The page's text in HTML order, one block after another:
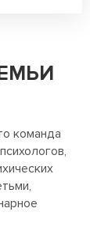
команда